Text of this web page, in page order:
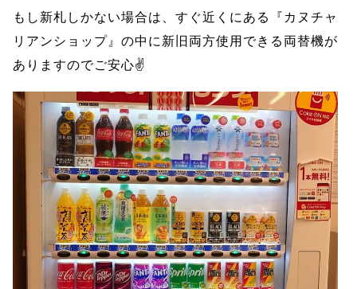
もし新札しかない場合は、すぐ近くにある『カヌチャ
リアンショップ』の中に新旧両方使用できる両替機が
ありますのでご安心✌